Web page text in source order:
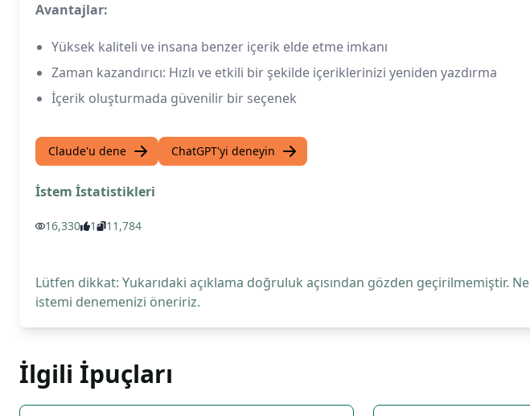
Avantajlar:
Yüksek kaliteli ve insana benzer içerik elde etme imkanı
Zaman kazandırıcı: Hızlı ve etkili bir şekilde içeriklerinizi yeniden yazdırma
İçerik oluşturmada güvenilir bir seçenek
Claude'u dene ChatGPT'yi deneyin
İstem İstatistikleri
16,330 1 11,784
Lütfen dikkat: Yukarıdaki açıklama doğruluk açısından gözden geçirilmemiştir.
istemi denemenizi öneririz.
İlgili İpuçları